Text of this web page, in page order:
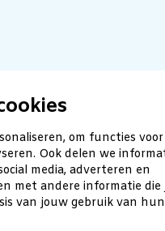
om functies voor
Ook delen we
media, adverteren en
met andere informatie die
van jouw gebruik van hun